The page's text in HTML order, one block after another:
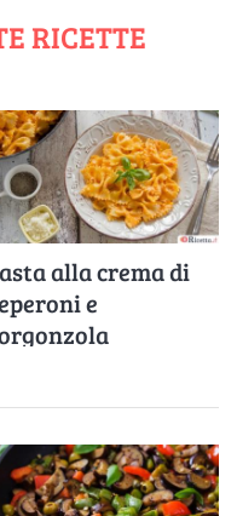
RICETTE
alla crema di
e